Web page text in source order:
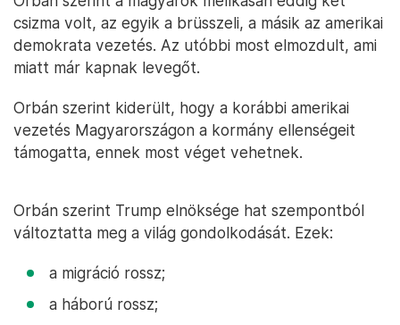
csizma volt, az egyik a brüsszeli, a másik az amerikai
demokrata vezetés. Az utóbbi most elmozdult, ami
miatt már kapnak levegőt.
Orbán szerint kiderült, hogy a korábbi amerikai
vezetés Magyarországon a kormány ellenségeit
támogatta, ennek most véget vehetnek.
Orbán szerint Trump elnöksége hat szempontból
változtatta meg a világ gondolkodását. Ezek:
a migráció rossz;
a háború rossz;